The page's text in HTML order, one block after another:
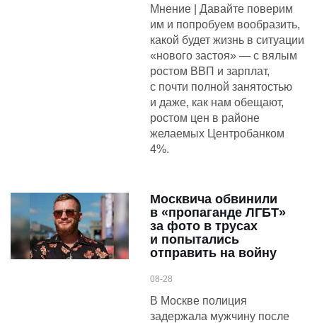
Мнение | Давайте поверим
им и попробуем вообразить,
какой будет жизнь в ситуации
«нового застоя» — с вялым
ростом ВВП и зарплат,
с почти полной занятостью
и даже, как нам обещают,
ростом цен в районе
желаемых Центробанком
4%.
Москвича обвинили
в «пропаганде ЛГБТ»
за фото в трусах
и попытались
отправить на войну
08-28
В Москве полиция
задержала мужчину после